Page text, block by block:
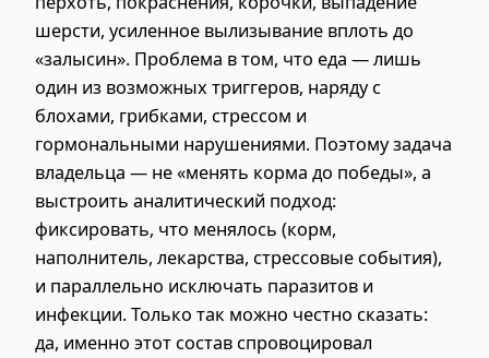
шерсти, усиленное вылизывание вплоть до
«залысин». Проблема в том, что еда — лишь
один из возможных триггеров, наряду с
блохами, грибками, стрессом и
гормональными нарушениями. Поэтому задача
владельца — не «менять корма до победы», а
выстроить аналитический подход:
фиксировать, что менялось (корм,
наполнитель, лекарства, стрессовые события),
и параллельно исключать паразитов и
инфекции. Только так можно честно сказать:
да, именно этот состав спровоцировал